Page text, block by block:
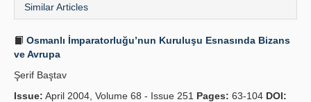
Similar Articles
Osmanlı İmparatorluğu’nun Kuruluşu Esnasında Bizans
ve Avrupa
Şerif Baştav
Issue: April 2004, Volume 68 - Issue 251 Pages: 63-104 DOI: